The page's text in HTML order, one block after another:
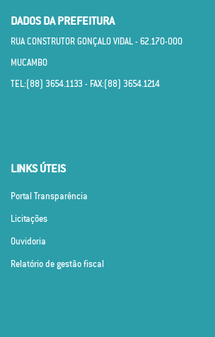
DADOS DA PREFEITURA
RUA CONSTRUTOR GONÇALO VIDAL - 62.170­-000
MUCAMBO
TEL:(88) 3654.1133 - FAX:(88) 3654.1214
LINKS ÚTEIS
Portal Transparência
Licitações
Ouvidoria
Relatório de gestão fiscal